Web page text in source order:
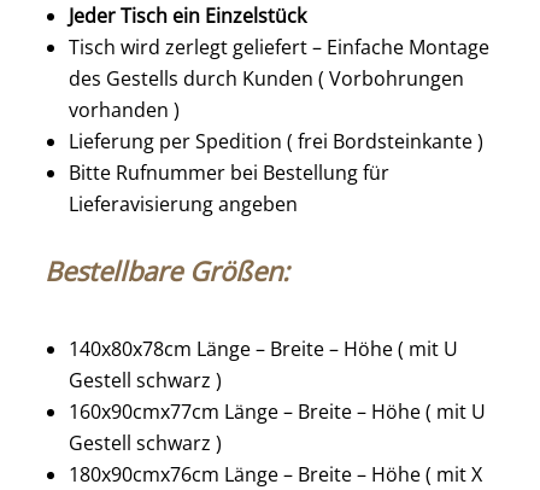
Jeder Tisch ein Einzelstück
Tisch wird zerlegt geliefert – Einfache Montage
des Gestells durch Kunden ( Vorbohrungen
vorhanden )
Lieferung per Spedition ( frei Bordsteinkante )
Bitte Rufnummer bei Bestellung für
Lieferavisierung angeben
Bestellbare Größen:
140x80x78cm Länge – Breite – Höhe ( mit U
Gestell schwarz )
160x90cmx77cm Länge – Breite – Höhe ( mit U
Gestell schwarz )
180x90cmx76cm Länge – Breite – Höhe ( mit X